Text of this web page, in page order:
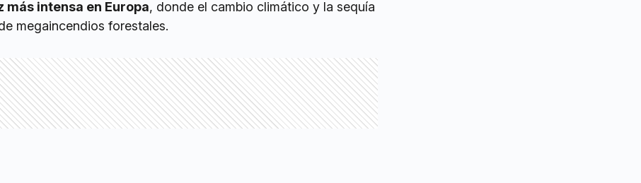
más intensa en Europa, donde el cambio climático y la sequía
megaincendios forestales.